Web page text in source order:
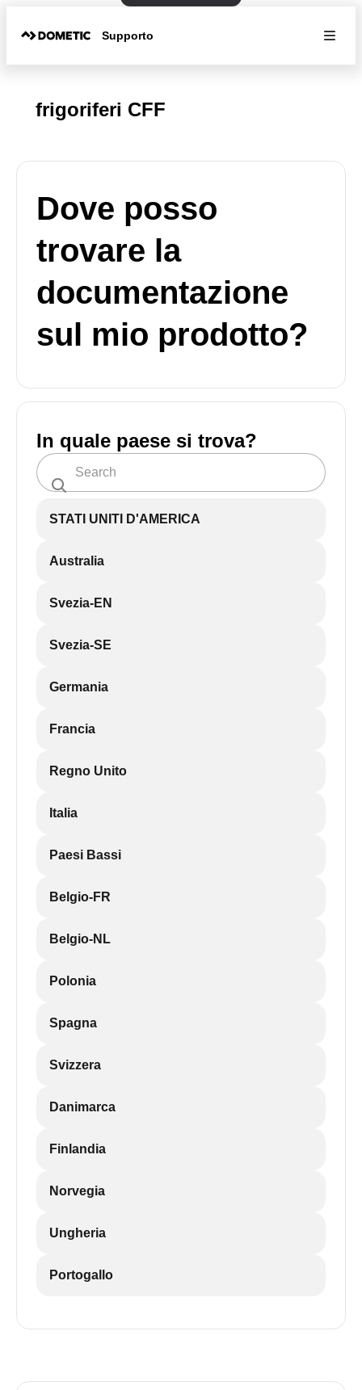
Supporto
frigoriferi CFF
Dove posso
trovare la
documentazione
sul mio prodotto?
In quale paese si trova?
STATI UNITI D'AMERICA
Australia
Svezia-EN
Svezia-SE
Germania
Francia
Regno Unito
Italia
Paesi Bassi
Belgio-FR
Belgio-NL
Polonia
Spagna
Svizzera
Danimarca
Finlandia
Norvegia
Ungheria
Portogallo